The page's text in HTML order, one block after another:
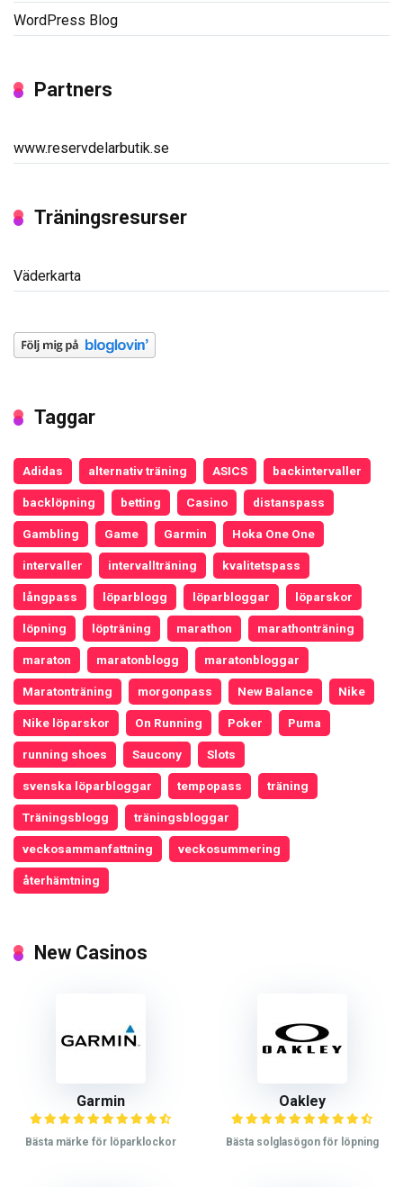
WordPress Blog
Partners
www.reservdelarbutik.se
Träningsresurser
Väderkarta
Taggar
Adidas alternativ träning ASICS backintervaller
backlöpning betting Casino distanspass
Gambling Game Garmin Hoka One One
intervaller intervallträning kvalitetspass
långpass löparblogg löparbloggar löparskor
löpning löpträning marathon marathonträning
maraton maratonblogg maratonbloggar
Maratonträning morgonpass New Balance Nike
Nike löparskor On Running Poker Puma
running shoes Saucony Slots
svenska löparbloggar tempopass träning
Träningsblogg träningsbloggar
veckosammanfattning veckosummering
återhämtning
New Casinos
Garmin
Bästa märke för löparklockor
Oakley
Bästa solglasögon för löpning